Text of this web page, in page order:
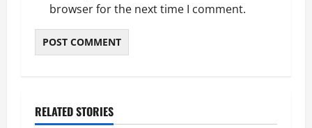
browser for the next time I comment.
RELATED STORIES